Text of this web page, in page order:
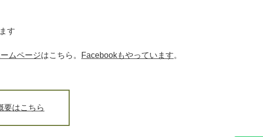
す
ムページはこちら。 Facebookもやっています。
要はこちら